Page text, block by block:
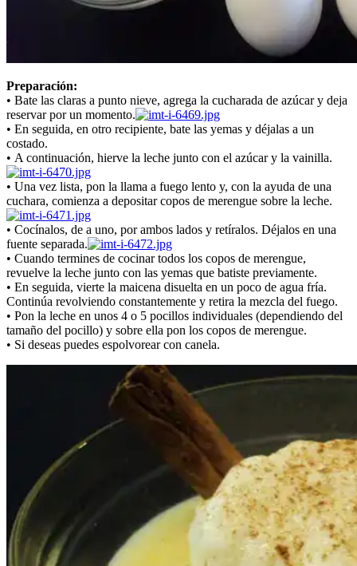
Preparación:
• Bate las claras a punto nieve, agrega la cucharada de azúcar y deja
reservar por un momento.
• En seguida, en otro recipiente, bate las yemas y déjalas a un
costado.
• A continuación, hierve la leche junto con el azúcar y la vainilla.
• Una vez lista, pon la llama a fuego lento y, con la ayuda de una
cuchara, comienza a depositar copos de merengue sobre la leche.
• Cocínalos, de a uno, por ambos lados y retíralos. Déjalos en una
fuente separada.
• Cuando termines de cocinar todos los copos de merengue,
revuelve la leche junto con las yemas que batiste previamente.
• En seguida, vierte la maicena disuelta en un poco de agua fría.
Continúa revolviendo constantemente y retira la mezcla del fuego.
• Pon la leche en unos 4 o 5 pocillos individuales (dependiendo del
tamaño del pocillo) y sobre ella pon los copos de merengue.
• Si deseas puedes espolvorear con canela.